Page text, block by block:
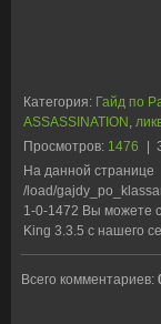
Категория: Гайд по
ASSASSINATION
Просмотров: 1476 |
На данной странице
/load/
1-0-1472 Вы можете
King 3.3.5 с нашего
Всего комментариев: